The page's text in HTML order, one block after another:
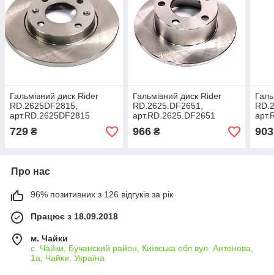
Гальмівний диск Rider
RD.2625DF2815,
арт.RD.2625DF2815
729 ₴
Гальмівний диск Rider
RD.2625.DF2651,
арт.RD.2625.DF2651
966₴ 903
Про нас
96% позитивних з 126 відгуків за рік
Працює з 18.09.2018
м. Чайки
с. Чайки, Бучанский район, Київська обл вул. Антонова,
1а, Чайки, Україна